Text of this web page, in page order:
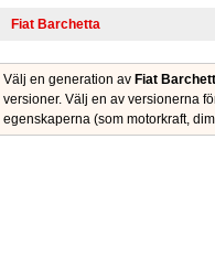
Välj en generation av Fiat
versioner. Välj en av versionerna
egenskaperna (som motorkraft,